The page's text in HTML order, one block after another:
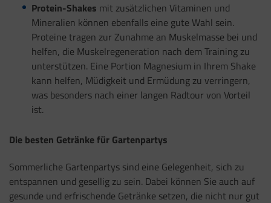
Protein-Shakes mit zusätzlichen Vitaminen und
Mineralien können ebenfalls eine gute Wahl sein.
Proteine tragen zur Zunahme an Muskelmasse bei und
helfen, die Muskelregeneration nach dem Training zu
unterstützen. Eine Portion Magnesium in Ihrem Shake
kann helfen, Müdigkeit und Ermüdung zu verringern,
was besonders nach einer langen Radtour von Vorteil
ist.
Die besten Getränke für Gartenpartys
Sommerliche Gartenpartys sind eine Gelegenheit, sich zu
entspannen und gesellig zu sein. Dabei können Sie auch auf
gesunde und erfrischende Getränke setzen, die nicht nur gut